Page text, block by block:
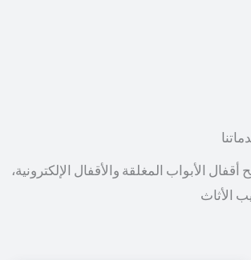
الأبواب المغلقة والأقفال الإلكترونية،